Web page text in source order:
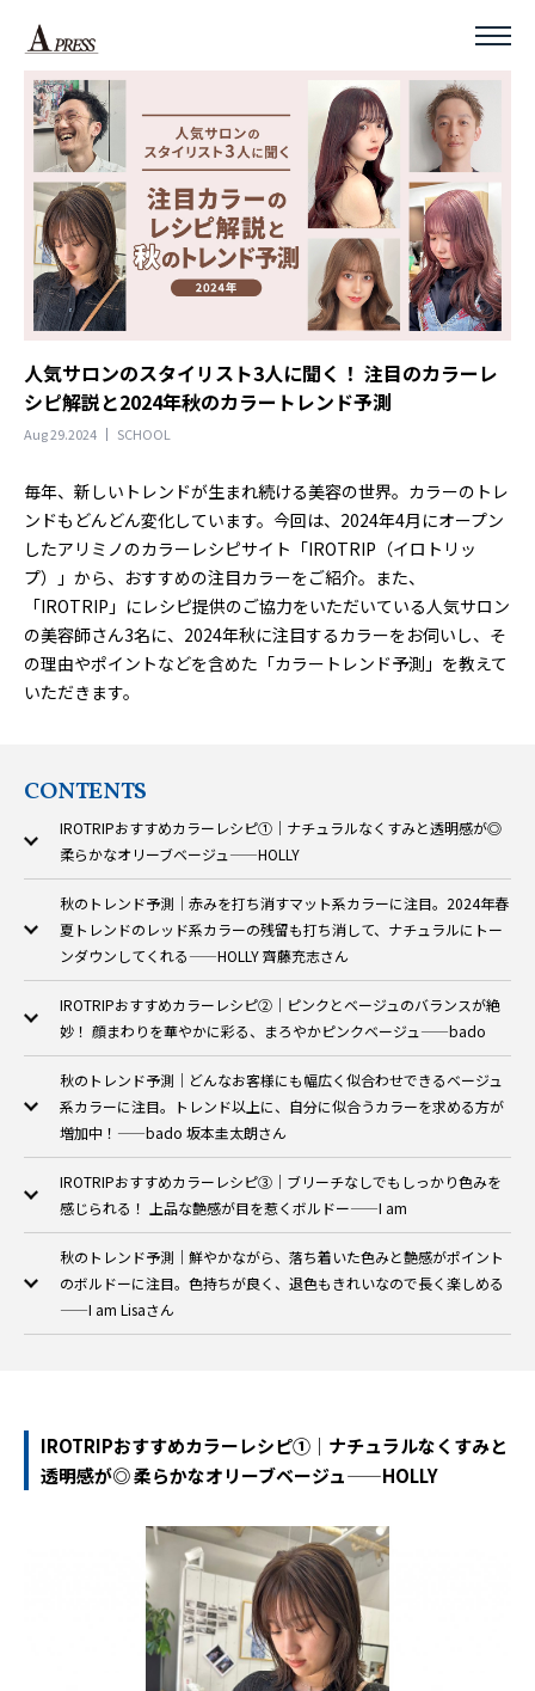
人気サロンのスタイリスト3人に聞く！ 注目のカラーレ
シピ解説と2024年秋のカラートレンド予測
Aug 29.2024 SCHOOL
毎年、新しいトレンドが生まれ続ける美容の世界。カラーのトレ
ンドもどんどん変化しています。今回は、2024年4月にオープン
したアリミノのカラーレシピサイト「IROTRIP（イロトリッ
プ）」から、おすすめの注目カラーをご紹介。また、
「IROTRIP」にレシピ提供のご協力をいただいている人気サロン
の美容師さん3名に、2024年秋に注目するカラーをお伺いし、そ
の理由やポイントなどを含めた「カラートレンド予測」を教えて
いただきます。
CONTENTS
IROTRIPおすすめカラーレシピ①｜ナチュラルなくすみと透明感が◎
柔らかなオリーブベージュ——HOLLY
秋のトレンド予測｜赤みを打ち消すマット系カラーに注目。2024年春
夏トレンドのレッド系カラーの残留も打ち消して、ナチュラルにトー
ンダウンしてくれる——HOLLY 齊藤充志さん
IROTRIPおすすめカラーレシピ②｜ピンクとベージュのバランスが絶
妙！ 顔まわりを華やかに彩る、まろやかピンクベージュ——bado
秋のトレンド予測｜どんなお客様にも幅広く似合わせできるベージュ
系カラーに注目。トレンド以上に、自分に似合うカラーを求める方が
増加中！——bado 坂本圭太朗さん
IROTRIPおすすめカラーレシピ③｜ブリーチなしでもしっかり色みを
感じられる！ 上品な艶感が目を惹くボルドー——I am
秋のトレンド予測｜鮮やかながら、落ち着いた色みと艶感がポイント
のボルドーに注目。色持ちが良く、退色もきれいなので長く楽しめる
——I am Lisaさん
IROTRIPおすすめカラーレシピ①｜ナチュラルなくすみと
透明感が◎ 柔らかなオリーブベージュ——HOLLY